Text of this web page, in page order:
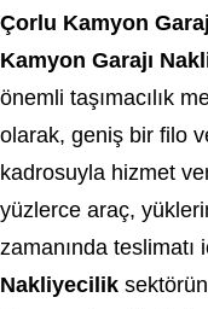
Çorlu Kamyon
Kamyon Garajı
önemli taşımacılık
olarak, geniş bir filo
kadrosuyla hizmet
yüzlerce araç,
zamanında teslimatı
Nakliyecilik